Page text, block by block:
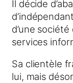
Il décide
d’une
services
Sa clientèle
lui, mais